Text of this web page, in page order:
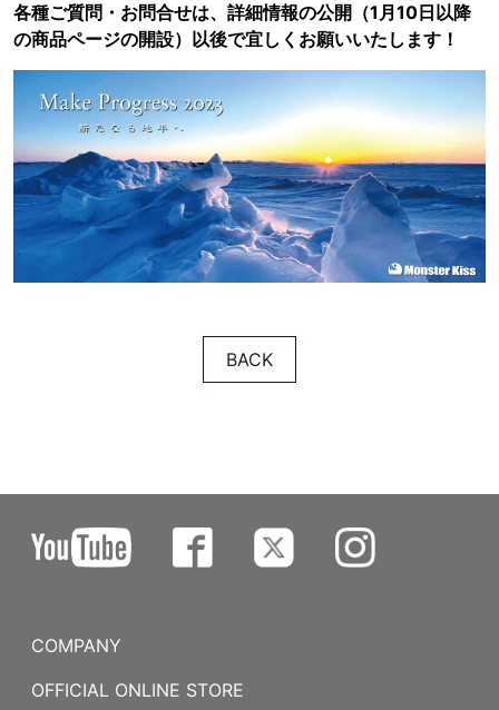
各種ご質問・お問合せは、詳細情報の公開（1月10日以降
の商品ページの開設）以後で宜しくお願いいたします！
BACK
COMPANY
OFFICIAL ONLINE STORE